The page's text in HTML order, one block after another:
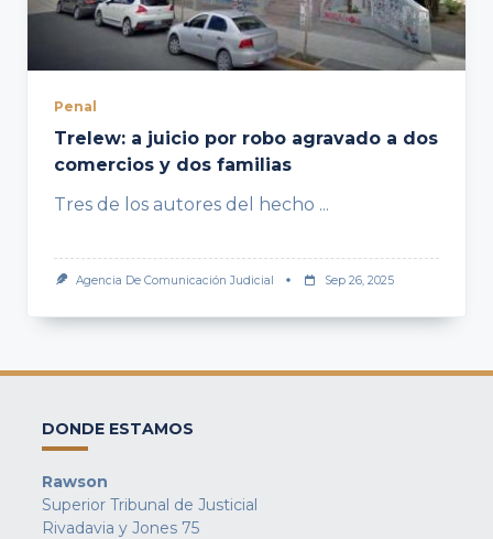
Penal
Trelew: a juicio por robo agravado a dos
comercios y dos familias
Tres de los autores del hecho ...
Agencia De Comunicación Judicial Sep 26, 2025
DONDE ESTAMOS
Rawson
Superior Tribunal de Justicial
Rivadavia y Jones 75